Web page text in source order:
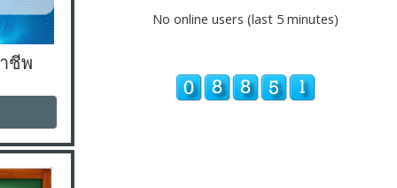
ชีพ
No online users (last 5 minutes)